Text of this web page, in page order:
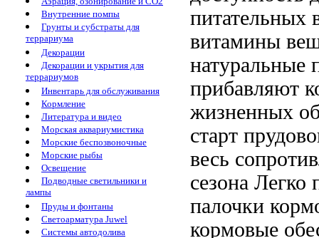
Внутренние помпы
Грунты и субстраты для
террариума
Декорации
Декорации и укрытия для
террариумов
Инвентарь для обслуживания
Кормление
Литература и видео
Морская аквариумистика
Морские беспозвоночные
Морские рыбы
Освещение
Подводные светильники и
лампы
Пруды и фонтаны
Светоарматура Juwel
Системы автодолива
питательных
витамины
натуральные
прибавляют
жизненных
старт
весь
сезона Легко
палочки
кормовые